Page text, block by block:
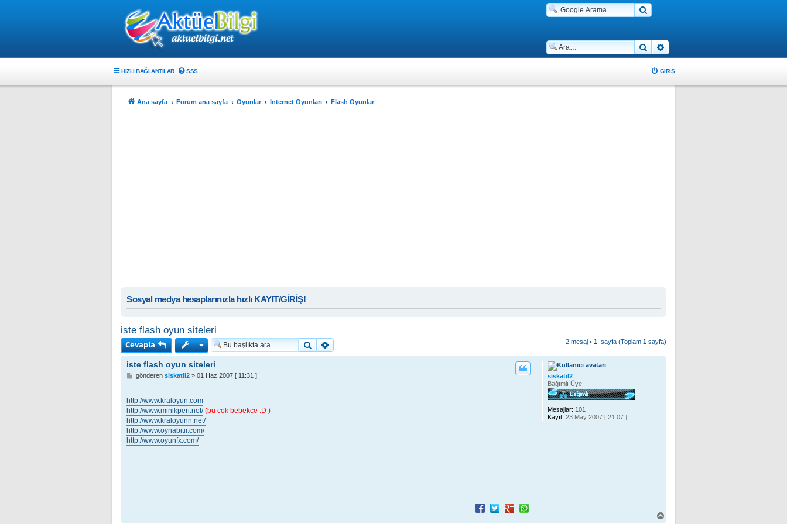
Ara
HIZLI BAĞLANTILAR SSS GIRIŞ
Ana sayfa Forum ana sayfa Oyunlar Internet Oyunları Flash Oyunlar
Sosyal medya hesaplarınızla hızlı KAYIT/GİRİŞ!
iste flash oyun siteleri
Cevapla
Ara 2 mesaj • 1 . sayfa (Toplam 1 sayfa)
siskatil2
Bağımlı Üye
Mesajlar: 101
Kayıt: 23 May 2007 [ 21:07 ]
iste flash oyun siteleri
M
a
j
gönderen siskatil2» 01 Haz 2007 [ 11:31 ]
http://www.kraloyun.com
http://www.minikperi.net/(bu cok bebekce :D )
http://www.kraloyunn.net/
http://www.oynabitir.com/
http://www.oyunfx.com/